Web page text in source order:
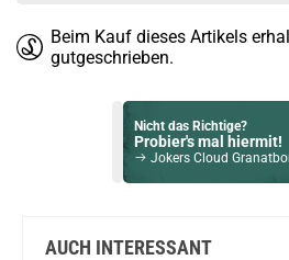
Beim Kauf dieses Artikels
gutgeschrieben.
Nicht das Richtige?
Probier's mal hiermit!
Jokers Cloud Granatbomb
Jokers Cloud Intense Melone
AUCH INTERESSANT